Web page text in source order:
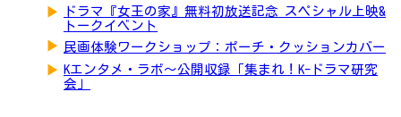
▶
ドラマ『女王の家』無料初放送記念 スペシャル上映&
トークイベント
▶ 民画体験ワークショップ：ポーチ・クッションカバー
▶ Kエンタメ・ラボ～公開収録「集まれ！K-ドラマ研究
会」